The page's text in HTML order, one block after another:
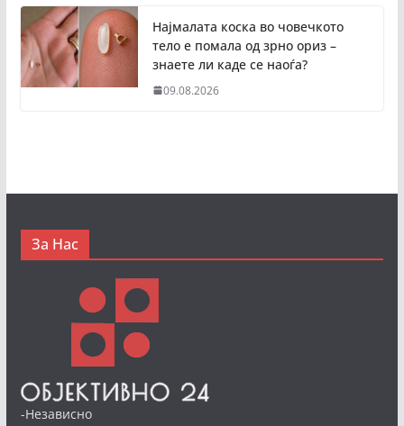
Најмалата коска во човечкото
тело е помала од зрно ориз –
знаете ли каде се наоѓа?
09.08.2026
За Нас
-Независно